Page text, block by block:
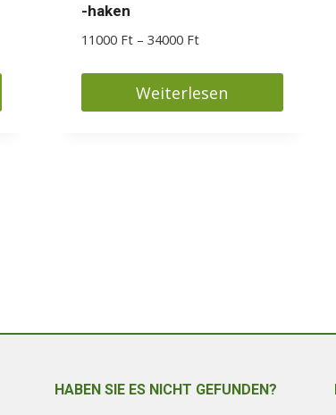
-haken
11000 Ft – 34000 FtPreisspanne:
bis
34000 Ft
Weiterlesen
HABEN SIE ES NICHT GEFUNDEN?